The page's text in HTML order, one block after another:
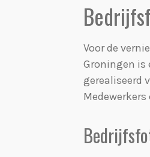
Voor de
Groningen is
gerealiseerd